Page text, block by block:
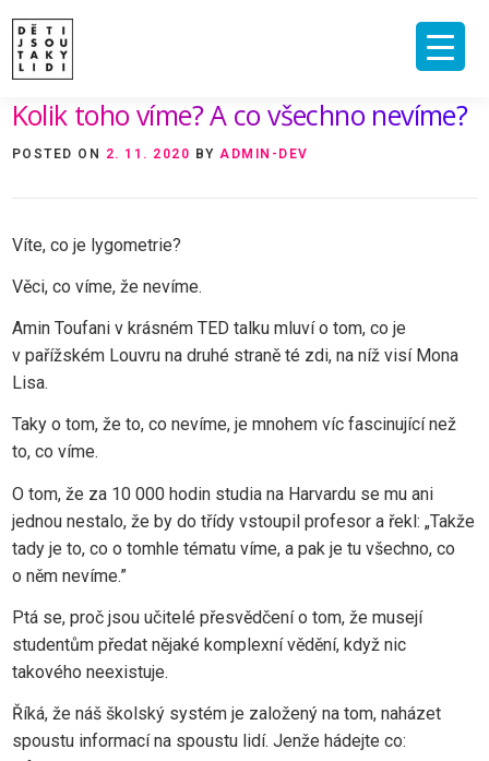
content
ÚVOD
O MNĚ A O PROJEKTU
VIDEA A ROZHOVORY
ARCHIV ČLÁNKŮ
Kolik toho víme? A co všechno nevíme?
POSTED ON 2. 11. 2020 BY ADMIN-DEV
Víte, co je lygometrie?
Věci, co víme, že nevíme.
Amin Toufani v krásném TED talku mluví o tom, co je
v pařížském Louvru na druhé straně té zdi, na níž visí Mona
Lisa.
Taky o tom, že to, co nevíme, je mnohem víc fascinující než
to, co víme.
O tom, že za 10 000 hodin studia na Harvardu se mu ani
jednou nestalo, že by do třídy vstoupil profesor a řekl: „Takže
tady je to, co o tomhle tématu víme, a pak je tu všechno, co
o něm nevíme.”
Ptá se, proč jsou učitelé přesvědčení o tom, že musejí
studentům předat nějaké komplexní vědění, když nic
takového neexistuje.
Říká, že náš školský systém je založený na tom, naházet
spoustu informací na spoustu lidí. Jenže hádejte co: